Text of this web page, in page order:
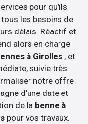
pour qu’ils
les besoins de
délais. Réactif et
alors en charge
à Girolles , et
suivie très
notre offre
d’une date et
de la benne à
pour vos travaux.